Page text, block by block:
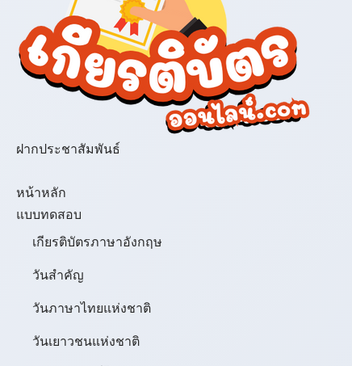
ฝากประชาสัมพันธ์
หน้าหลัก
แบบทดสอบ
เกียรติบัตรภาษาอังกฤษ
วันสำคัญ
วันภาษาไทยแห่งชาติ
วันเยาวชนแห่งชาติ